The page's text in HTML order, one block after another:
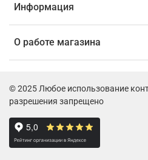
Информация
О работе магазина
© 2025 Любое использование
разрешения запрещено